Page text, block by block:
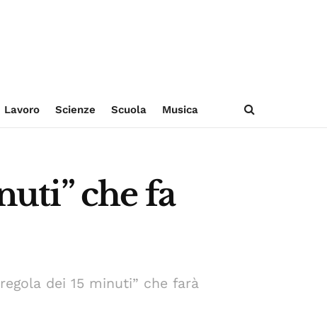
Lavoro Scienze Scuola Musica
che fa
dei 15 minuti” che farà